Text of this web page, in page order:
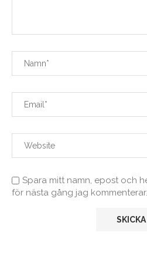
Spara mitt namn, epost och
för nästa gång jag kommenterar.